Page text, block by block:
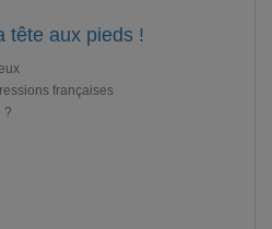
tête aux pieds !
françaises
?